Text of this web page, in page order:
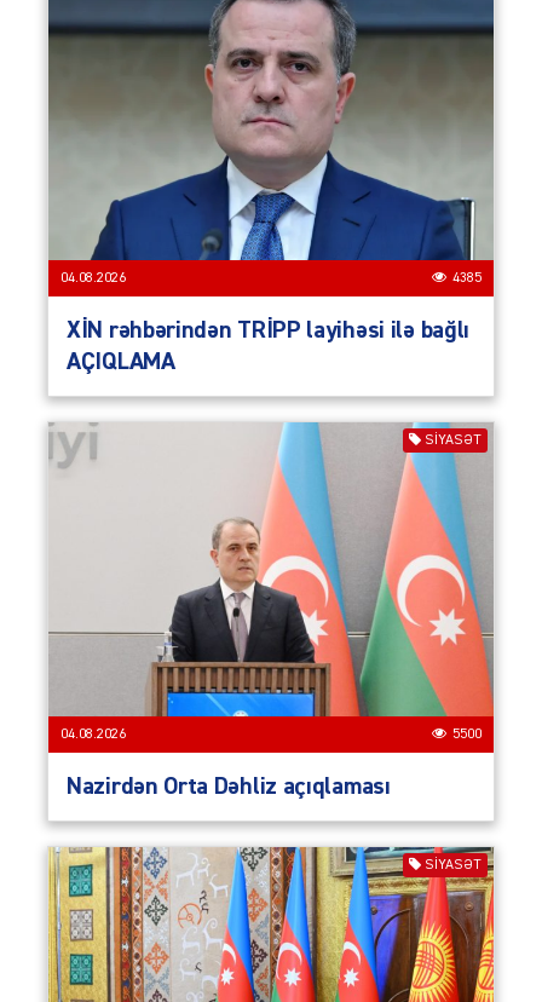
04.08.2026 4385
XİN rəhbərindən TRİPP layihəsi ilə bağlı
AÇIQLAMA
SIYASƏT
04.08.2026 5500
Nazirdən Orta Dəhliz açıqlaması
SIYASƏT